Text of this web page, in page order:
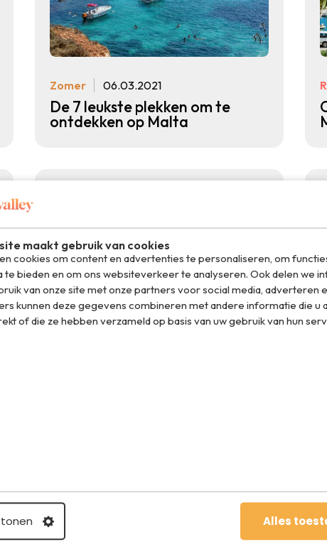
maakt gebruik van cookies
cookies om content en advertenties te personaliseren, om
te bieden en om ons websiteverkeer te analyseren. Ook delen we
van onze site met onze partners voor social media, adverteren
kunnen deze gegevens combineren met andere informatie die u
of die ze hebben verzameld op basis van uw gebruik van hun
Alles
Zomer 06.03.2021
De 7 leukste plekken om te
ontdekken op Malta